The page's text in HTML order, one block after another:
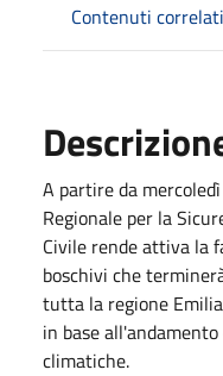
Contenuti correlati
A partire da
Regionale per la
Civile rende attiva la
boschivi che
tutta la regione
in base
climatiche.